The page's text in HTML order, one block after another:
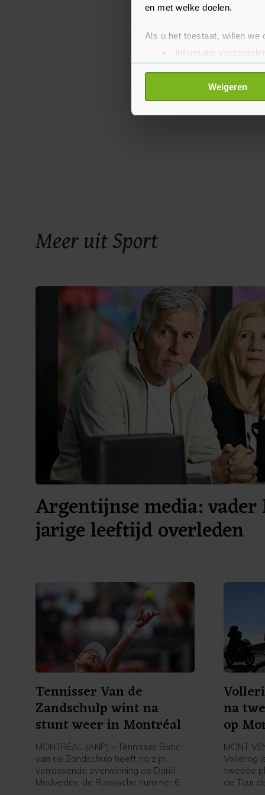
en met welke doelen.
Als u het toestaat, willen we
Informatie
Uw apparaat
Lees meer over hoe uw
toestemming op elk moment
Weigeren
Meer uit Sport
Argentijnse media: vader
jarige leeftijd overleden
Tennisser Van de
Zandschulp wint na
stunt weer in Montréal
MONTRÉAL (ANP) - Tennisser Botic
van de Zandschulp heeft na zijn
verrassende overwinning op Daniil
Medvedev, de Russische nummer 6
na
op
MONT
Vollering
tweede
de Tour